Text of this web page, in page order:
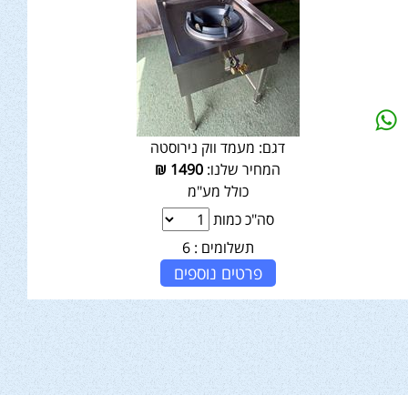
דגם: מעמד ווק נירוסטה
המחיר שלנו: 1490
₪
כולל מע"מ
סה"כ כמות
תשלומים : 6
פרטים נוספים